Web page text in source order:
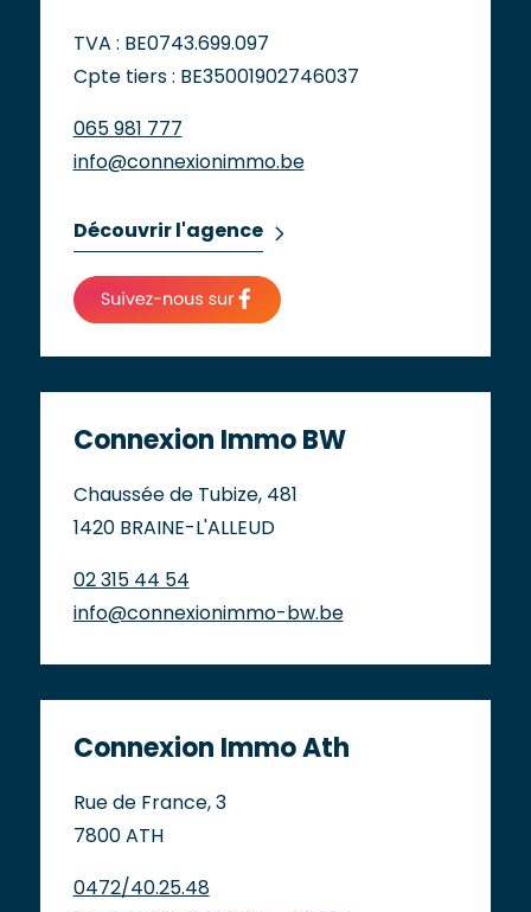
TVA : BE0743.699.097
Cpte tiers : BE35001902746037
065 981 777
info@connexionimmo.be
Découvrir l'agence
Connexion Immo BW
Chaussée de Tubize, 481
1420 BRAINE-L'ALLEUD
02 315 44 54
info@connexionimmo-bw.be
Connexion Immo Ath
Rue de France, 3
7800 ATH
0472/40.25.48